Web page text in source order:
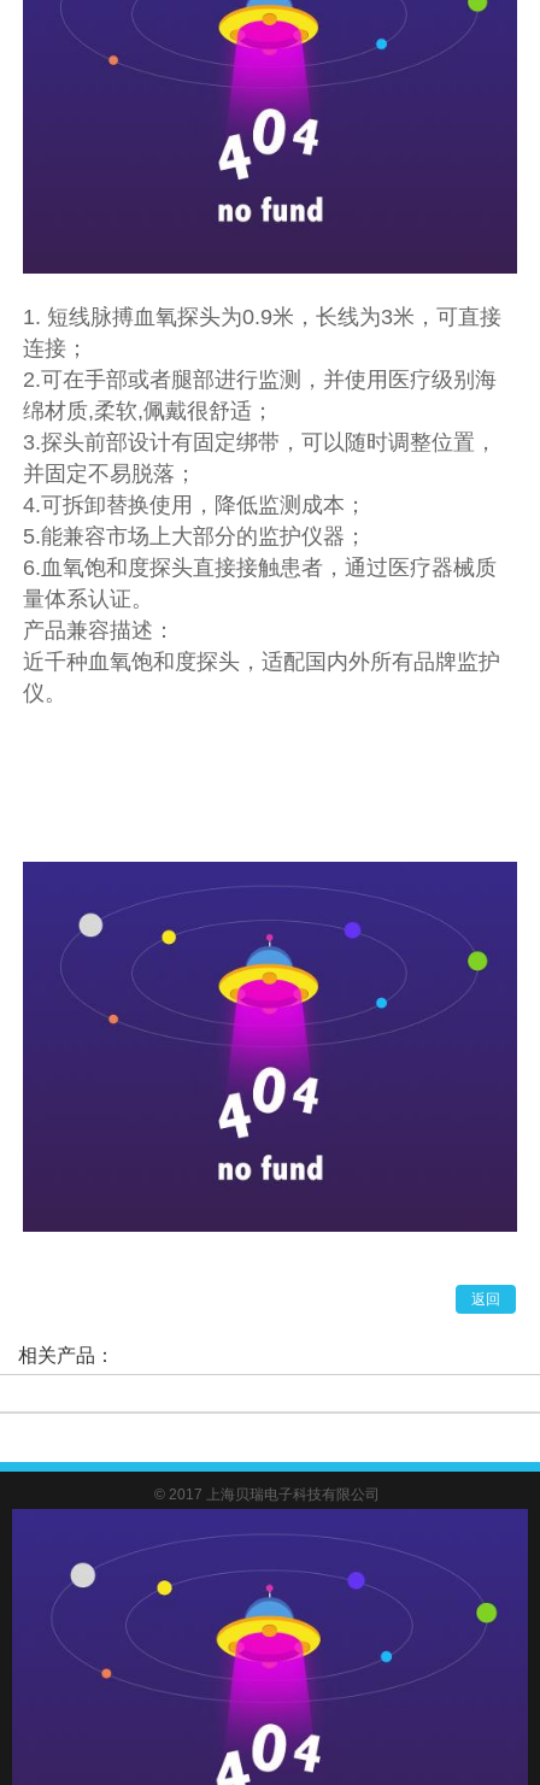
1. 短线脉搏血氧探头为0.9米，长线为3米，可直接
连接；
2.可在手部或者腿部进行监测，并使用医疗级别海
绵材质,柔软,佩戴很舒适；
3.探头前部设计有固定绑带，可以随时调整位置，
并固定不易脱落；
4.可拆卸替换使用，降低监测成本；
5.能兼容市场上大部分的监护仪器；
6.血氧饱和度探头直接接触患者，通过医疗器械质
量体系认证。
产品兼容描述：
近千种血氧饱和度探头，适配国内外所有品牌监护
仪。
返回
相关产品：
© 2017 上海贝瑞电子科技有限公司